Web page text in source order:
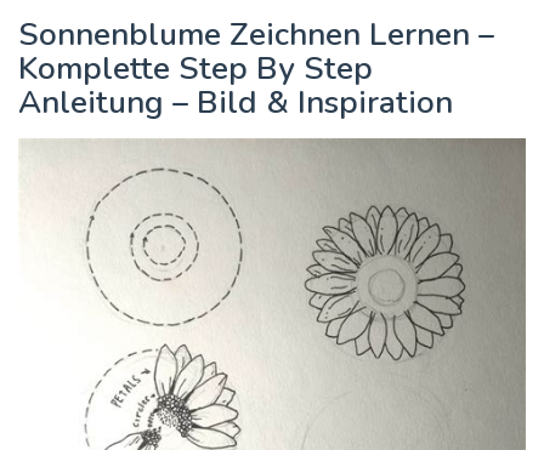
Sonnenblume Zeichnen Lernen –
Komplette Step By Step
Anleitung – Bild & Inspiration